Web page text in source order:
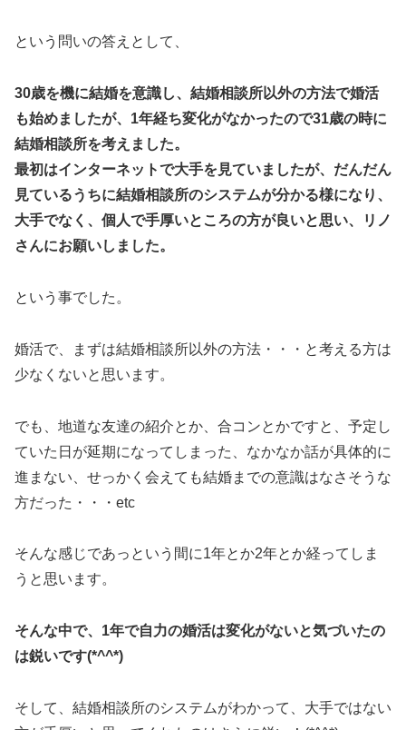
という問いの答えとして、
30歳を機に結婚を意識し、結婚相談所以外の方法で婚活
も始めましたが、1年経ち変化がなかったので31歳の時に
結婚相談所を考えました。
最初はインターネットで大手を見ていましたが、だんだん
見ているうちに結婚相談所のシステムが分かる様になり、
大手でなく、個人で手厚いところの方が良いと思い、リノ
さんにお願いしました。
という事でした。
婚活で、まずは結婚相談所以外の方法・・・と考える方は
少なくないと思います。
でも、地道な友達の紹介とか、合コンとかですと、予定し
ていた日が延期になってしまった、なかなか話が具体的に
進まない、せっかく会えても結婚までの意識はなさそうな
方だった・・・etc
そんな感じであっという間に1年とか2年とか経ってしま
うと思います。
そんな中で、1年で自力の婚活は変化がないと気づいたの
は鋭いです(*^^*)
そして、結婚相談所のシステムがわかって、大手ではない